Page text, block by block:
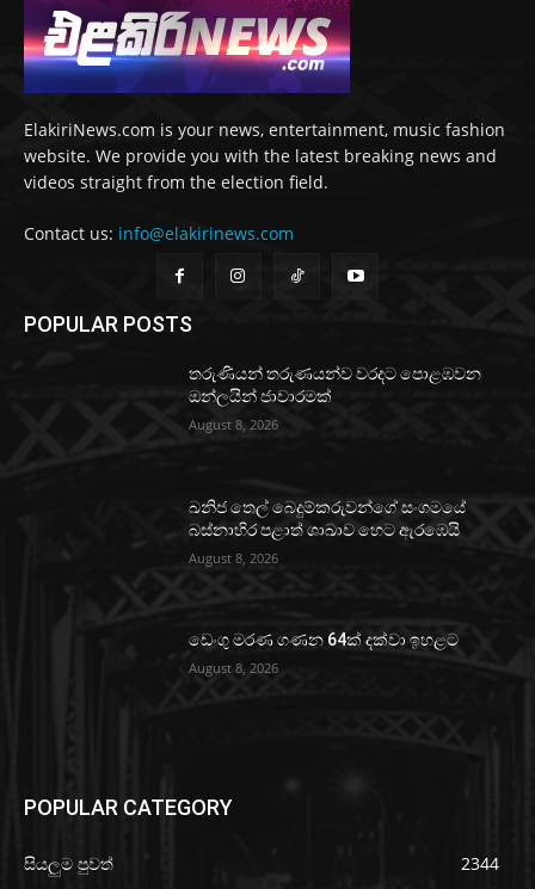
ElakiriNews.com is your news, entertainment, music fashion
website. We provide you with the latest breaking news and
videos straight from the election field.
Contact us: info@elakirinews.com
POPULAR POSTS
තරුණියන් තරුණයන්ව වරදට පොළඹවන
ඔන්ලයින් ජාවාරමක්
August 8, 2026
ඛනිජ තෙල් බෙදුම්කරුවන්ගේ සංගමයේ
බස්නාහිර පළාත් ශාඛාව හෙට ඇරඹෙයි
August 8, 2026
ඩෙංගු මරණ ගණන 64ක් දක්වා ඉහළට
August 8, 2026
POPULAR CATEGORY
සියලුම පුවත්
2344